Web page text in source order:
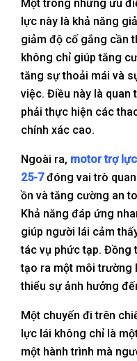
Một trong những ưu
lực này là khả năng
giảm độ cố gắng cần
không chỉ giúp tăng
tăng sự thoải mái và
việc. Điều này là quan
phải thực hiện các
chính xác cao.
Ngoài ra, motor trợ
25-7đóng vai trò
ồn và tăng cường an
Khả năng đáp ứng
giúp người lái cảm
tác vụ phức tạp. Đồng
tạo ra một môi trường
thiểu sự ảnh hưởng
Một chuyến đi trên
lực lái không chỉ là
một hành trình mà